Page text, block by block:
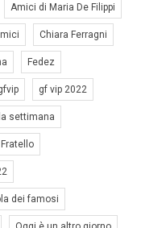
Amici di Maria De Filippi
Chiara Ferragni
Fedez
gf vip 2022
settimana
dei famosi